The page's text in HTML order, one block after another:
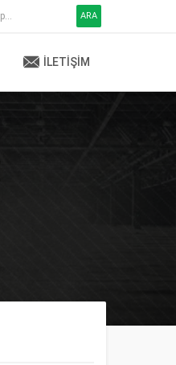
ARA
İLETIŞIM